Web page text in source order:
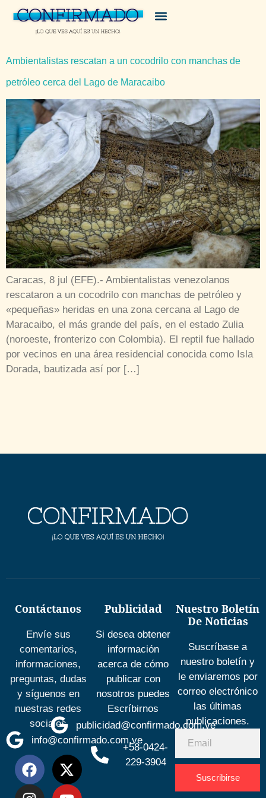
Ambientalistas rescatan a un cocodrilo con manchas de
petróleo cerca del Lago de Maracaibo
Caracas, 8 jul (EFE).- Ambientalistas venezolanos
rescataron a un cocodrilo con manchas de petróleo y
«pequeñas» heridas en una zona cercana al Lago de
Maracaibo, el más grande del país, en el estado Zulia
(noroeste, fronterizo con Colombia). El reptil fue hallado
por vecinos en una área residencial conocida como Isla
Dorada, bautizada así por […]
Contáctanos
Envíe sus
comentarios,
informaciones,
preguntas, dudas
y síguenos en
nuestras redes
sociales
info@confirmado.com.ve
Publicidad
Si desea obtener
información
acerca de cómo
publicar con
nosotros puedes
Escríbirnos
publicidad@confirmado.com.ve
+58-0424-
229-3904
Nuestro Boletín
De Noticias
Suscríbase a
nuestro boletín y
le enviaremos por
correo electrónico
las últimas
publicaciones.
Suscribirse